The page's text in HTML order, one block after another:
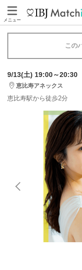
メニュー
この
9/13(土) 19:00～20:30
恵比寿アネックス
恵比寿駅から徒歩2分